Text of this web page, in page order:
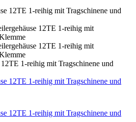
1-reihig mit Tragschinene und